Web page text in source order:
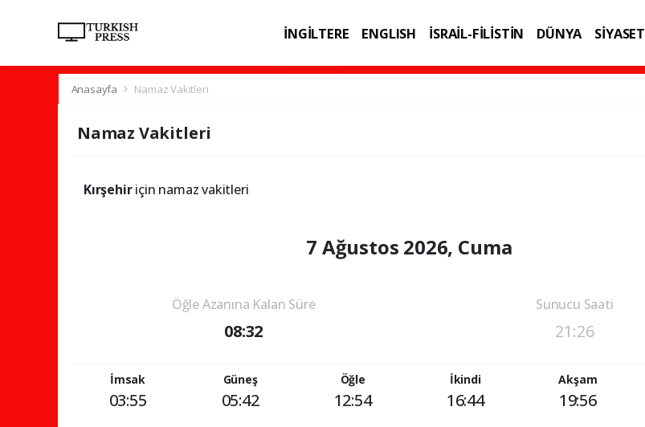
İNGİLTERE ENGLISH İSRAİL-FİLİSTİN DÜNYA SİYASET
Anasayfa Namaz Vakitleri
Namaz Vakitleri
Kırşehiriçin namaz vakitleri
7 Ağustos 2026, Cuma
Öğle Azanına Kalan Süre
08:32
Sunucu Saati
21:26
İmsak
03:55
Güneş
05:42
Öğle
12:54
İkindi
16:44
Akşam
19:56